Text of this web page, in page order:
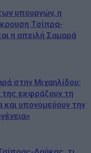
υπουργών, η
Τσίπρα-
η απειλή Σαμαρά
στην Μιχαηλίδου:
της εκφράζουν τη
υπονομεύουν την